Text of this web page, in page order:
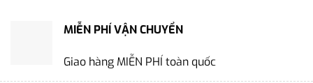
MIỄN PHÍ VẬN CHUYỂN
Giao hàng MIỄN PHÍ toàn quốc